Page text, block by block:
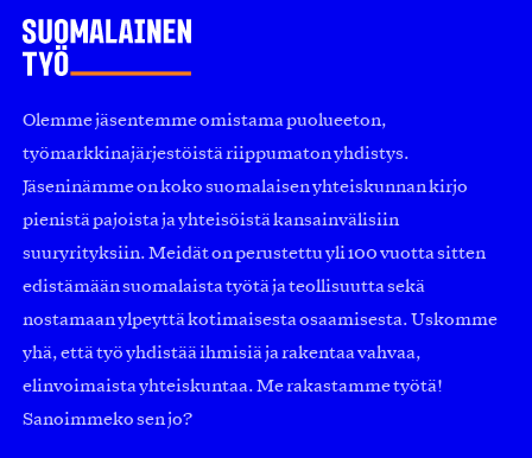
Olemme jäsentemme omistama puolueeton,
työmarkkinajärjestöistä riippumaton yhdistys.
Jäseninämme on koko suomalaisen yhteiskunnan kirjo
pienistä pajoista ja yhteisöistä kansainvälisiin
suuryrityksiin. Meidät on perustettu yli 100 vuotta sitten
edistämään suomalaista työtä ja teollisuutta sekä
nostamaan ylpeyttä kotimaisesta osaamisesta. Uskomme
yhä, että työ yhdistää ihmisiä ja rakentaa vahvaa,
elinvoimaista yhteiskuntaa. Me rakastamme työtä!
Sanoimmeko sen jo?